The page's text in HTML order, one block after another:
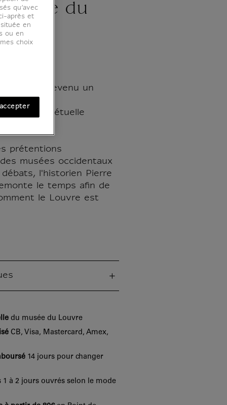
du
est devenu un
en perpétuelle
prétentions
musées occidentaux
l'historien Pierre
le temps afin de
le Louvre est
du musée du Louvre
CB, Visa, Mastercard, Amex,
14 jours pour changer
1 à 2 jours ouvrés selon le mode
qu’avec
après et
en
ou en
choix